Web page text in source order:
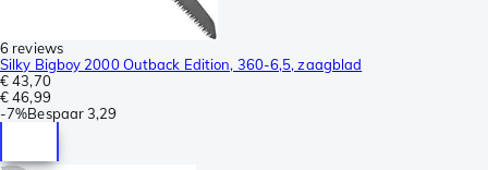
6 reviews
Silky Bigboy 2000 Outback Edition, 360-6,5, zaagblad
€ 43,70
€ 46,99
-7%Bespaar3,29